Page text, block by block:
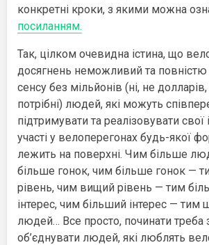
конкретні кроки, з якими можна
посиланням.
Так, цілком очевидна істина, що
досягнень неможливий та
сенсу без мільйонів (ні, не
потрібні) людей, які можуть
підтримувати та реалізовувати свої
участі у велоперегонах будь-якої
лежить на поверхні. Чим більше
більше гонок, чим більше гонок —
рівень, чим вищий рівень — тим
інтерес, чим більший інтерес — тим
людей… Все просто, починати треба
об’єднувати людей, які люблять